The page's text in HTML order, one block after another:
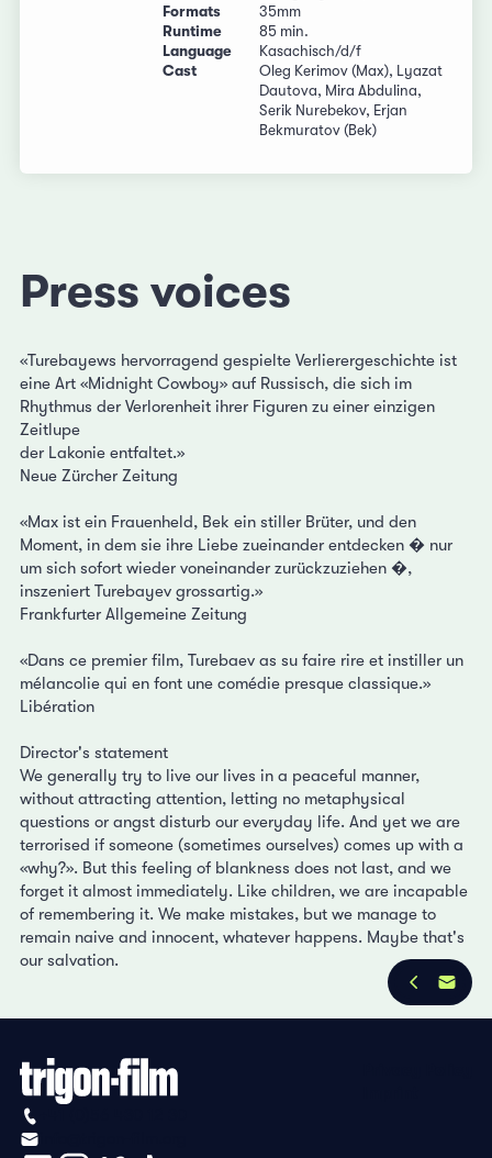
Formats
35mm
Runtime
85 min.
Language
Kasachisch/d/f
Cast
Oleg Kerimov (Max), Lyazat
Dautova, Mira Abdulina,
Serik Nurebekov, Erjan
Bekmuratov (Bek)
Press voices
«Turebayews hervorragend gespielte Verlierergeschichte ist
eine Art «Midnight Cowboy» auf Russisch, die sich im
Rhythmus der Verlorenheit ihrer Figuren zu einer einzigen
Zeitlupe
der Lakonie entfaltet.»
Neue Zürcher Zeitung
«Max ist ein Frauenheld, Bek ein stiller Brüter, und den
Moment, in dem sie ihre Liebe zueinander entdecken � nur
um sich sofort wieder voneinander zurückzuziehen �,
inszeniert Turebayev grossartig.»
Frankfurter Allgemeine Zeitung
«Dans ce premier film, Turebaev as su faire rire et instiller un
mélancolie qui en font une comédie presque classique.»
Libération
Director's statement
We generally try to live our lives in a peaceful manner,
without attracting attention, letting no metaphysical
questions or angst disturb our everyday life. And yet we are
terrorised if someone (sometimes ourselves) comes up with a
«why?». But this feeling of blankness does not last, and we
forget it almost immediately. Like children, we are incapable
of remembering it. We make mistakes, but we manage to
remain naive and innocent, whatever happens. Maybe that's
our salvation.